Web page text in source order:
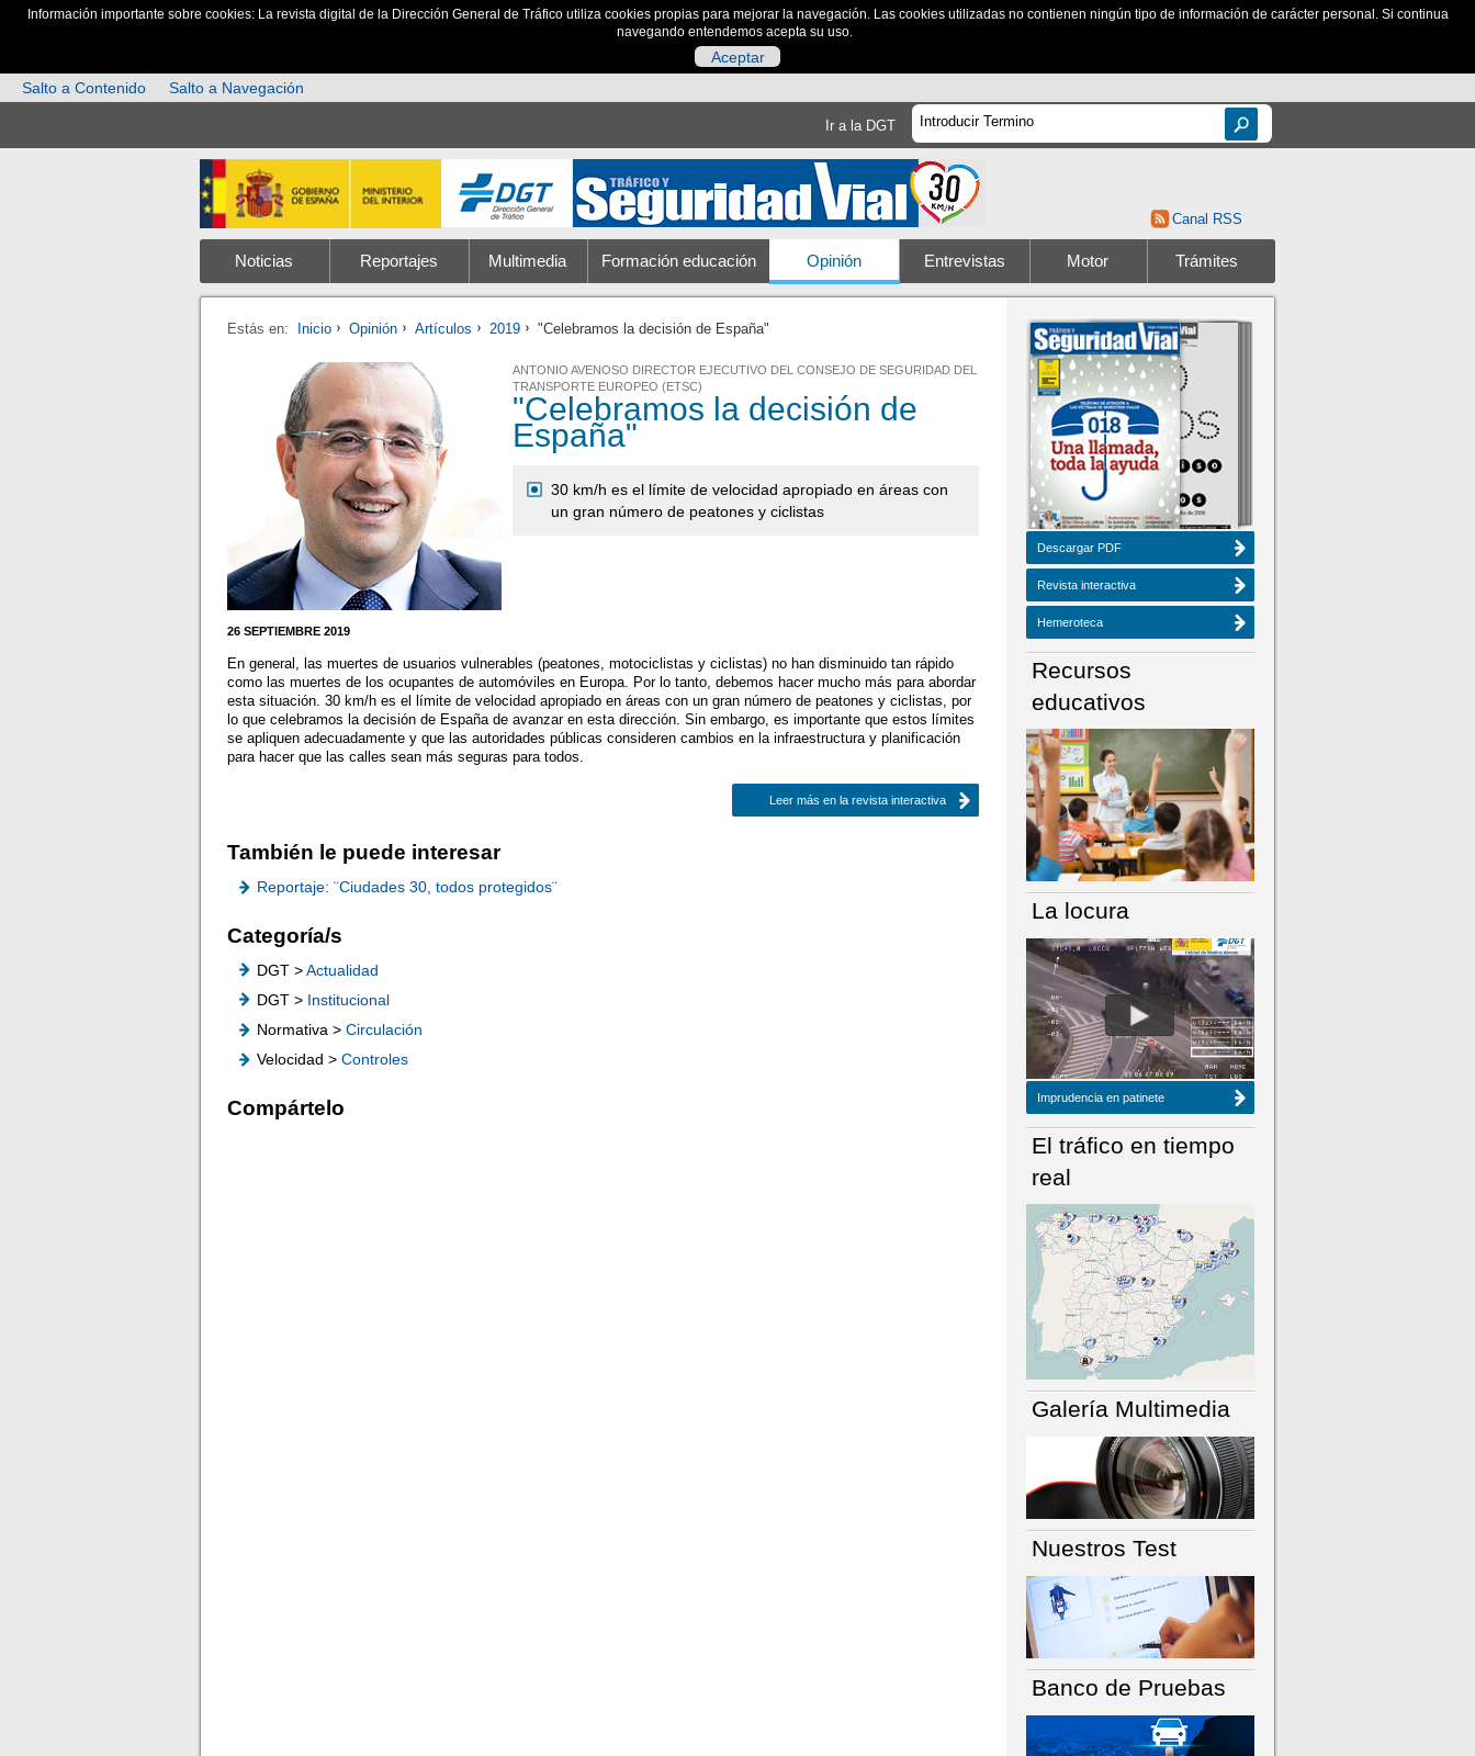
Información importante sobre cookies: La revista digital de la Dirección General de Tráfico utiliza cookies propias para mejorar la navegación. Las cookies utilizadas no contienen ningún tipo de información de carácter personal. Si continua
navegando entendemos acepta su uso.
Aceptar
Salto a Contenido
Salto a Navegación
Ir a la DGT
Canal RSS
Noticias Reportajes Multimedia Formación educación Opinión Entrevistas Motor Trámites
Estás en: Inicio Opinión Artículos 2019 "Celebramos la decisión de España"
ANTONIO AVENOSO DIRECTOR EJECUTIVO DEL CONSEJO DE SEGURIDAD DEL
TRANSPORTE EUROPEO (ETSC)
"Celebramos la decisión de
España"
30 km/h es el límite de velocidad apropiado en áreas con
un gran número de peatones y ciclistas
26 SEPTIEMBRE 2019
En general, las muertes de usuarios vulnerables (peatones, motociclistas y ciclistas) no han disminuido tan rápido
como las muertes de los ocupantes de automóviles en Europa. Por lo tanto, debemos hacer mucho más para abordar
esta situación. 30 km/h es el límite de velocidad apropiado en áreas con un gran número de peatones y ciclistas, por
lo que celebramos la decisión de España de avanzar en esta dirección. Sin embargo, es importante que estos límites
se apliquen adecuadamente y que las autoridades públicas consideren cambios en la infraestructura y planificación
para hacer que las calles sean más seguras para todos.
Leer más en la revista interactiva
También le puede interesar
Reportaje: ¨Ciudades 30, todos protegidos¨
Categoría/s
DGT >Actualidad
DGT > Institucional
Normativa >Circulación
Velocidad >Controles
Compártelo
NÚMERO ACTUAL HEMEROTECA
Descargar PDF
Revista interactiva
Hemeroteca
Recursos
educativos
La locura
Imprudencia en patinete
El tráfico en tiempo
real
Galería Multimedia
Nuestros Test
Banco de Pruebas